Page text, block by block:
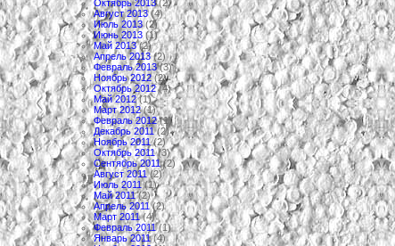
Октябрь 2013(2)
Август 2013(4)
Июль 2013(2)
Июнь 2013(1)
Май 2013(2)
Апрель 2013(2)
Февраль 2013(3)
Ноябрь 2012(2)
Октябрь 2012(4)
Май 2012(1)
Март 2012(1)
Февраль 2012(1)
Декабрь 2011(2)
Ноябрь 2011(2)
Октябрь 2011(3)
Сентябрь 2011(2)
Август 2011(2)
Июль 2011(1)
Май 2011(2)
Апрель 2011(2)
Март 2011(4)
Февраль 2011(1)
Январь 2011(4)